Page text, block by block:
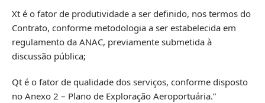
Xt é o fator de produtividade a ser definido, nos termos do
Contrato, conforme metodologia a ser estabelecida em
regulamento da ANAC, previamente submetida à
discussão pública;
Qt é o fator de qualidade dos serviços, conforme disposto
no Anexo 2 – Plano de Exploração Aeroportuária.”